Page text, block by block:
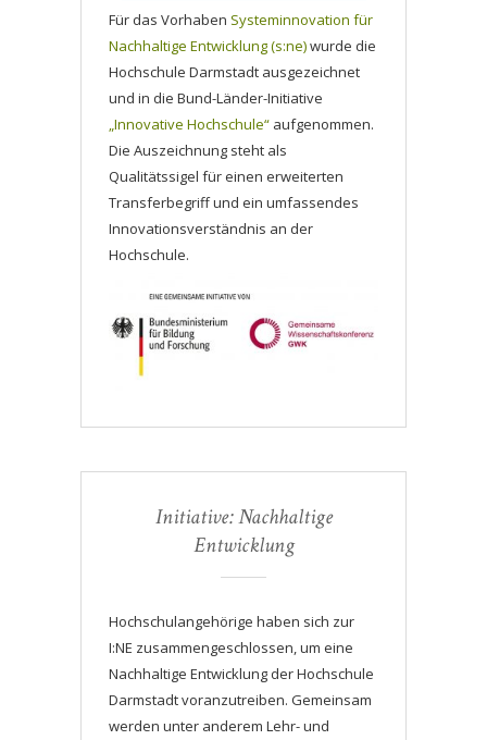
Für das Vorhaben Systeminnovation für
Nachhaltige Entwicklung (s:ne)wurde die
Hochschule Darmstadt ausgezeichnet
und in die Bund-Länder-Initiative
„Innovative Hochschule“ aufgenommen.
Die Auszeichnung steht als
Qualitätssigel für einen erweiterten
Transferbegriff und ein umfassendes
Innovationsverständnis an der
Hochschule.
Initiative: Nachhaltige
Entwicklung
Hochschulangehörige haben sich zur
I:NE zusammengeschlossen, um eine
Nachhaltige Entwicklung der Hochschule
Darmstadt voranzutreiben. Gemeinsam
werden unter anderem Lehr- und